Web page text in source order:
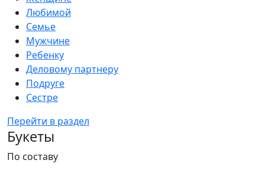
Любимой
Семье
Мужчине
Ребенку
Деловому партнеру
Подруге
Сестре
Перейти в раздел
Букеты
По составу